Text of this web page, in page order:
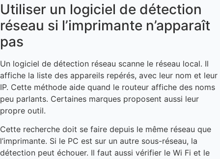
Utiliser un logiciel de détection
réseau si l’imprimante n’apparaît
pas
Un logiciel de détection réseau scanne le réseau local. Il
affiche la liste des appareils repérés, avec leur nom et leur
IP. Cette méthode aide quand le routeur affiche des noms
peu parlants. Certaines marques proposent aussi leur
propre outil.
Cette recherche doit se faire depuis le même réseau que
l’imprimante. Si le PC est sur un autre sous-réseau, la
détection peut échouer. Il faut aussi vérifier le Wi Fi et le